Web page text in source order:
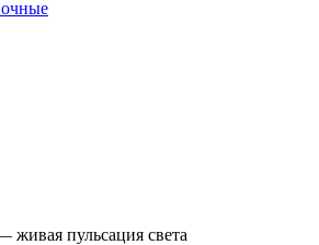
пульсация света